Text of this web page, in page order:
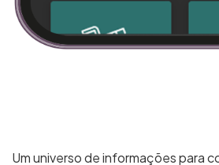
Um universo de informações para